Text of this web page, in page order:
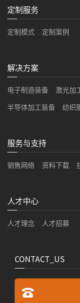
定制服务
定制模式 定制案例
解决方案
电子制造装备 激光加
半导体加工装备
纺织
服务与支持
销售网络 资料下载
人才中心
人才理念 人才招募
CONTACT_US